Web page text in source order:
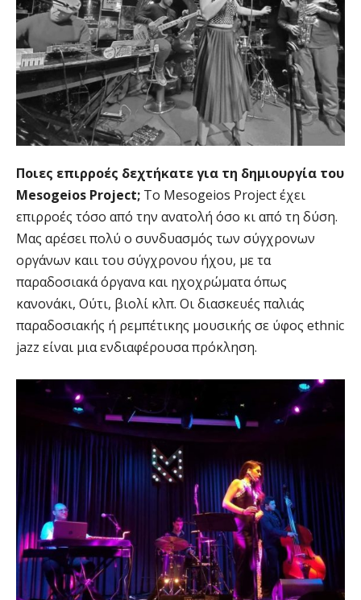
Ποιες επιρροές δεχτήκατε για τη δημιουργία του
Mesogeios Project; Το Mesogeios Project έχει
επιρροές τόσο από την ανατολή όσο κι από τη δύση.
Μας αρέσει πολύ ο συνδυασμός των σύγχρονων
οργάνων καιι του σύγχρονου ήχου, με τα
παραδοσιακά όργανα και ηχοχρώματα όπως
κανονάκι, Ούτι, βιολί κλπ. Οι διασκευές παλιάς
παραδοσιακής ή ρεμπέτικης μουσικής σε ύφος ethnic
jazz είναι μια ενδιαφέρουσα πρόκληση.